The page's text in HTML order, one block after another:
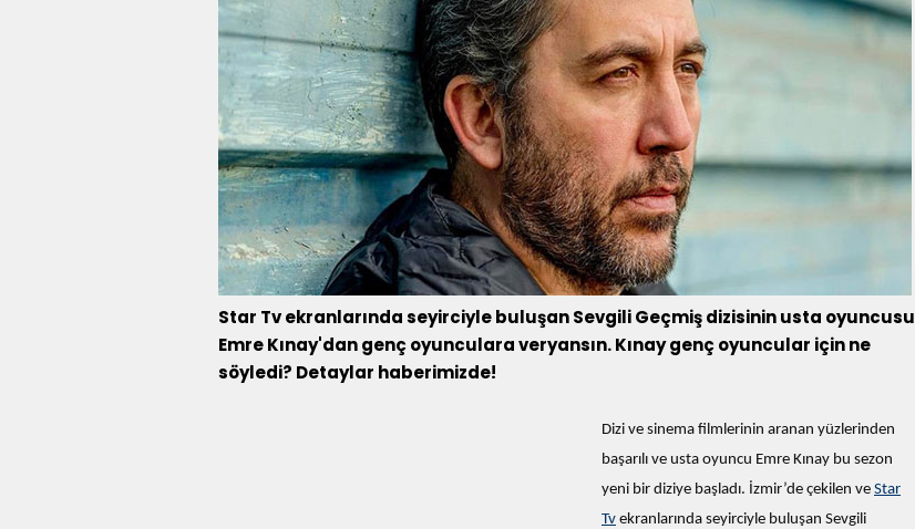
Star Tv ekranlarında seyirciyle buluşan Sevgili Geçmiş dizisinin usta oyuncusu
Emre Kınay'dan genç oyunculara veryansın. Kınay genç oyuncular için ne
söyledi? Detaylar haberimizde!
Dizi ve sinema filmlerinin aranan yüzlerinden
başarılı ve usta oyuncu Emre Kınay bu sezon
yeni bir diziye başladı. İzmir’de çekilen ve Star
Tv ekranlarında seyirciyle buluşan Sevgili